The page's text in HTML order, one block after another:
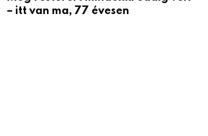
– itt van ma, 77 évesen